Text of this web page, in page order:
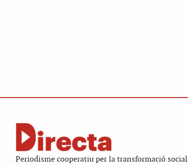
Periodisme cooperatiu per la transformació social